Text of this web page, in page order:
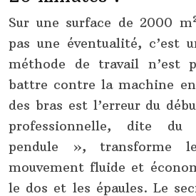
Sur une surface de 2000
pas une éventualité, c’est
méthode de travail n’est
battre contre la machine
des bras est l’erreur du
professionnelle, dite
pendule », transforme
mouvement fluide et
le dos et les épaules. Le